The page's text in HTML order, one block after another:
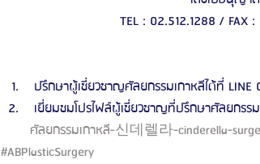
TEL : 02.512.1288 / FAX
ปรึกษาผู้เชี่ยวชาญศัลยกรรมเกาหลีได้ที่ LINE
เยี่ยมชมโปรไฟล์ผู้เชี่ยวชาญที่ปรึกษาศัลยกรร
ศัลยกรรมเกาหลี-신데렐라-cinderella-
#ABPlasticSurgery